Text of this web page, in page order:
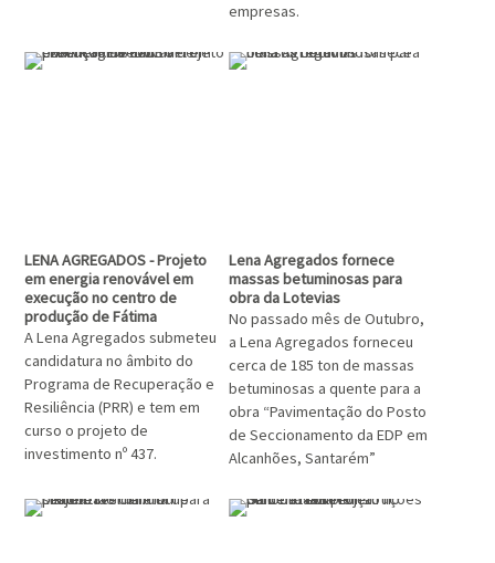
empresas.
LENA AGREGADOS - Projeto
em energia renovável em
execução no centro de
produção de Fátima
A Lena Agregados submeteu
candidatura no âmbito do
Programa de Recuperação e
Resiliência (PRR) e tem em
curso o projeto de
investimento nº 437.
Lena Agregados fornece
massas betuminosas para
obra da Lotevias
No passado mês de Outubro,
a Lena Agregados forneceu
cerca de 185 ton de massas
betuminosas a quente para a
obra “Pavimentação do Posto
de Seccionamento da EDP em
Alcanhões, Santarém”